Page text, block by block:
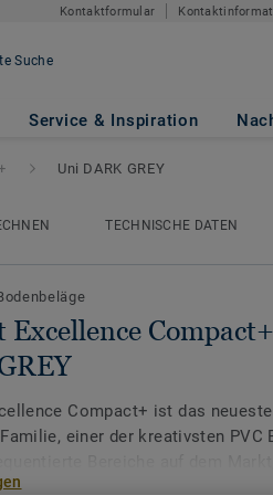
Kontaktformular
Suche
Service & Inspiration
DARK GREY
Uni DARK GREY
TECHNISCHE DATEN
Excellence
Compact+ ist das
einer der kreativsten PVC
Trittschall- und Druckfestigkeit.